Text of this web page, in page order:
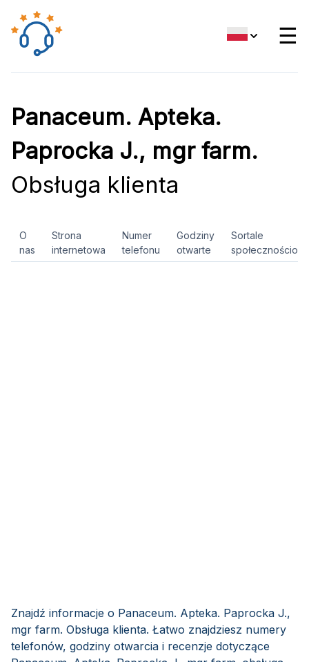
☰
Panaceum. Apteka.
Paprocka J., mgr farm.
Obsługa klienta
O
nas
Strona
internetowa
Numer
telefonu
Godziny
otwarte
Sortale
Znajdź informacje o Panaceum. Apteka. Paprocka J.,
mgr farm. Obsługa klienta. Łatwo znajdziesz numery
telefonów, godziny otwarcia i recenzje dotyczące